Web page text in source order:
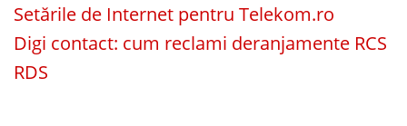
Setările de Internet pentru Telekom.ro
Digi contact: cum reclami deranjamente RCS
RDS